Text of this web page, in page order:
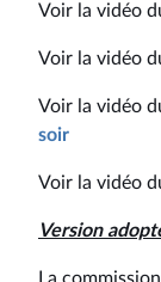
Voir la vidéo
Voir la vidéo
Voir la vidéo
soir
Voir la vidéo
Version